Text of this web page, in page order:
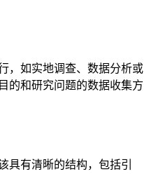
，如实地调查、数据分析或
的和研究问题的数据收集方
具有清晰的结构，包括引